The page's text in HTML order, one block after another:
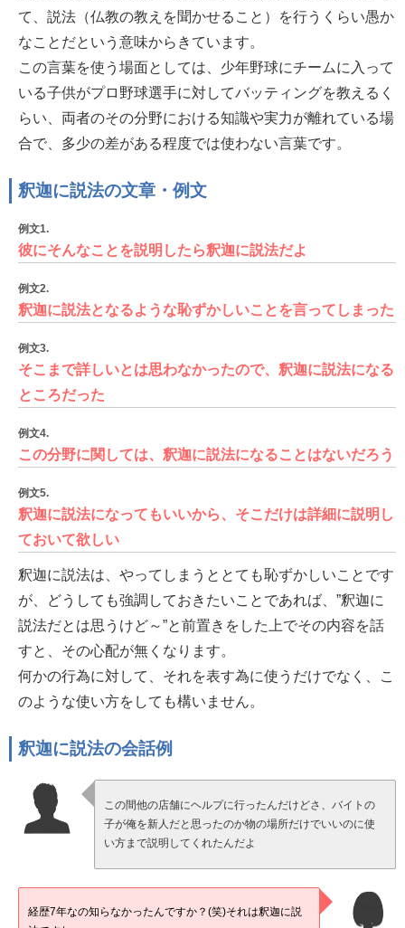
て、説法（仏教の教えを聞かせること）を行うくらい愚か
なことだという意味からきています。
この言葉を使う場面としては、少年野球にチームに入って
いる子供がプロ野球選手に対してバッティングを教えるく
らい、両者のその分野における知識や実力が離れている場
合で、多少の差がある程度では使わない言葉です。
釈迦に説法の文章・例文
例文1.
彼にそんなことを説明したら釈迦に説法だよ
例文2.
釈迦に説法となるような恥ずかしいことを言ってしまった
例文3.
そこまで詳しいとは思わなかったので、釈迦に説法になる
ところだった
例文4.
この分野に関しては、釈迦に説法になることはないだろう
例文5.
釈迦に説法になってもいいから、そこだけは詳細に説明し
ておいて欲しい
釈迦に説法は、やってしまうととても恥ずかしいことです
が、どうしても強調しておきたいことであれば、”釈迦に
説法だとは思うけど～”と前置きをした上でその内容を話
すと、その心配が無くなります。
何かの行為に対して、それを表す為に使うだけでなく、こ
のような使い方をしても構いません。
釈迦に説法の会話例
この間他の店舗にヘルプに行ったんだけどさ、バイトの
子が俺を新人だと思ったのか物の場所だけでいいのに使
い方まで説明してくれたんだよ
経歴7年なの知らなかったんですか？(笑)それは釈迦に説